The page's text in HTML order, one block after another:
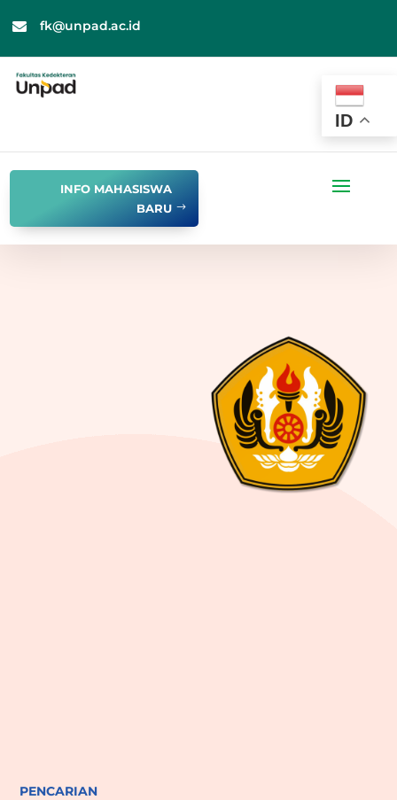
 fk@unpad.ac.id
ID
INFO MAHASISWA
BARU
PENCARIAN